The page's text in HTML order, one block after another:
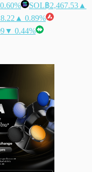
SOL฿2,467.53 ▲
▲ 0.89%
▼ 0.44%